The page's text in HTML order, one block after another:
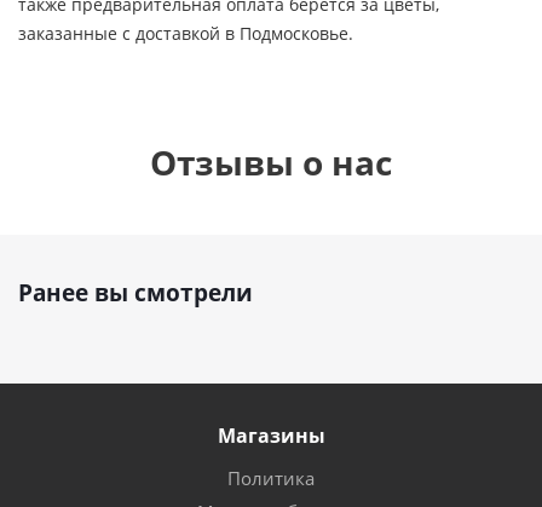
заказанные с доставкой в Подмосковье.
Отзывы о нас
Ранее вы смотрели
Магазины
Политика